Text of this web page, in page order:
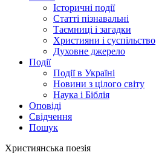
Історичні події
Статті пізнавальні
Таємниці і загадки
Християни і суспільство
Духовне джерело
Події
Події в Україні
Новини з цілого світу
Наука і Біблія
Оповіді
Свідчення
Пошук
Християнська поезія